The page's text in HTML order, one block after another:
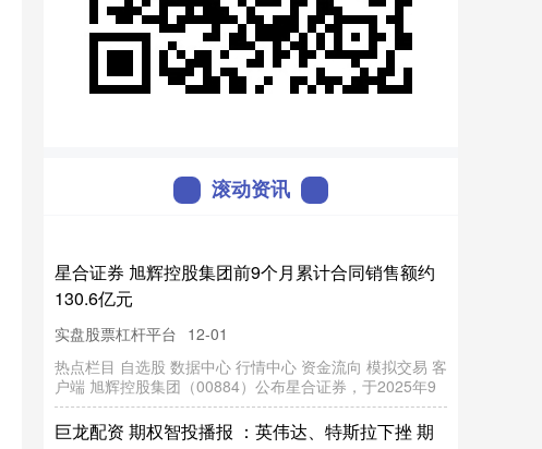
滚动资讯
配资台 《精彩火焰蓝》202510期
通弘网 12-13
精彩 火焰蓝 《精彩火焰蓝》202510期完整版本 发布于：
北京市
汇
丰
配
资
杭州
六
小
龙
后
，
深
圳
硬
科
技
新
星
“群
狼
”涌
现
股票杠杆炒股平台